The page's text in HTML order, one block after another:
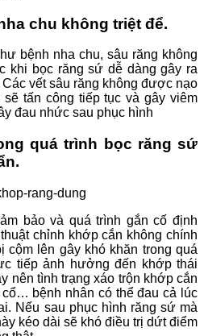
chu không triệt để.
bệnh nha chu, sâu răng không
khi bọc răng sứ dễ dàng gây ra
vết sâu răng không được nạo
tấn công tiếp tục và gây viêm
đau nhức sau phục hình
quá trình bọc răng sứ
bảo và quá trình gắn cố định
chỉnh khớp cắn không chính
cộm lên gây khó khăn trong quá
tiếp ảnh hưởng đến khớp thái
nên tình trạng xáo trộn khớp cắn
bệnh nhân có thể đau cả lúc
Nếu sau phục hình răng sứ mà
kéo dài sẽ khó điều trị dứt điểm